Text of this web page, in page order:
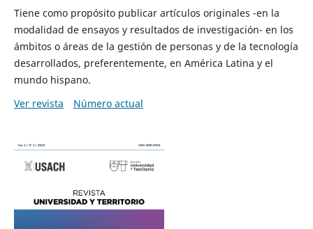
Tiene como propósito publicar artículos originales -en la
modalidad de ensayos y resultados de investigación- en los
ámbitos o áreas de la gestión de personas y de la tecnología
desarrollados, preferentemente, en América Latina y el
mundo hispano.
Ver revista
Número actual